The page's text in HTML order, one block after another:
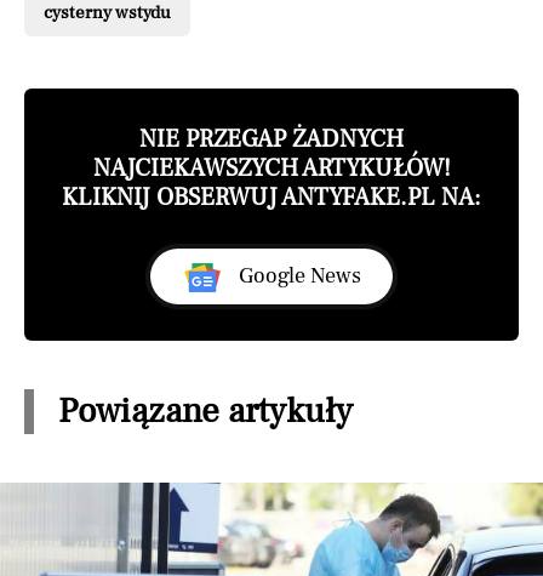
cysterny wstydu
NIE PRZEGAP ŻADNYCH
NAJCIEKAWSZYCH ARTYKUŁÓW!
KLIKNIJ OBSERWUJ ANTYFAKE.PL NA:
Google News
Powiązane artykuły